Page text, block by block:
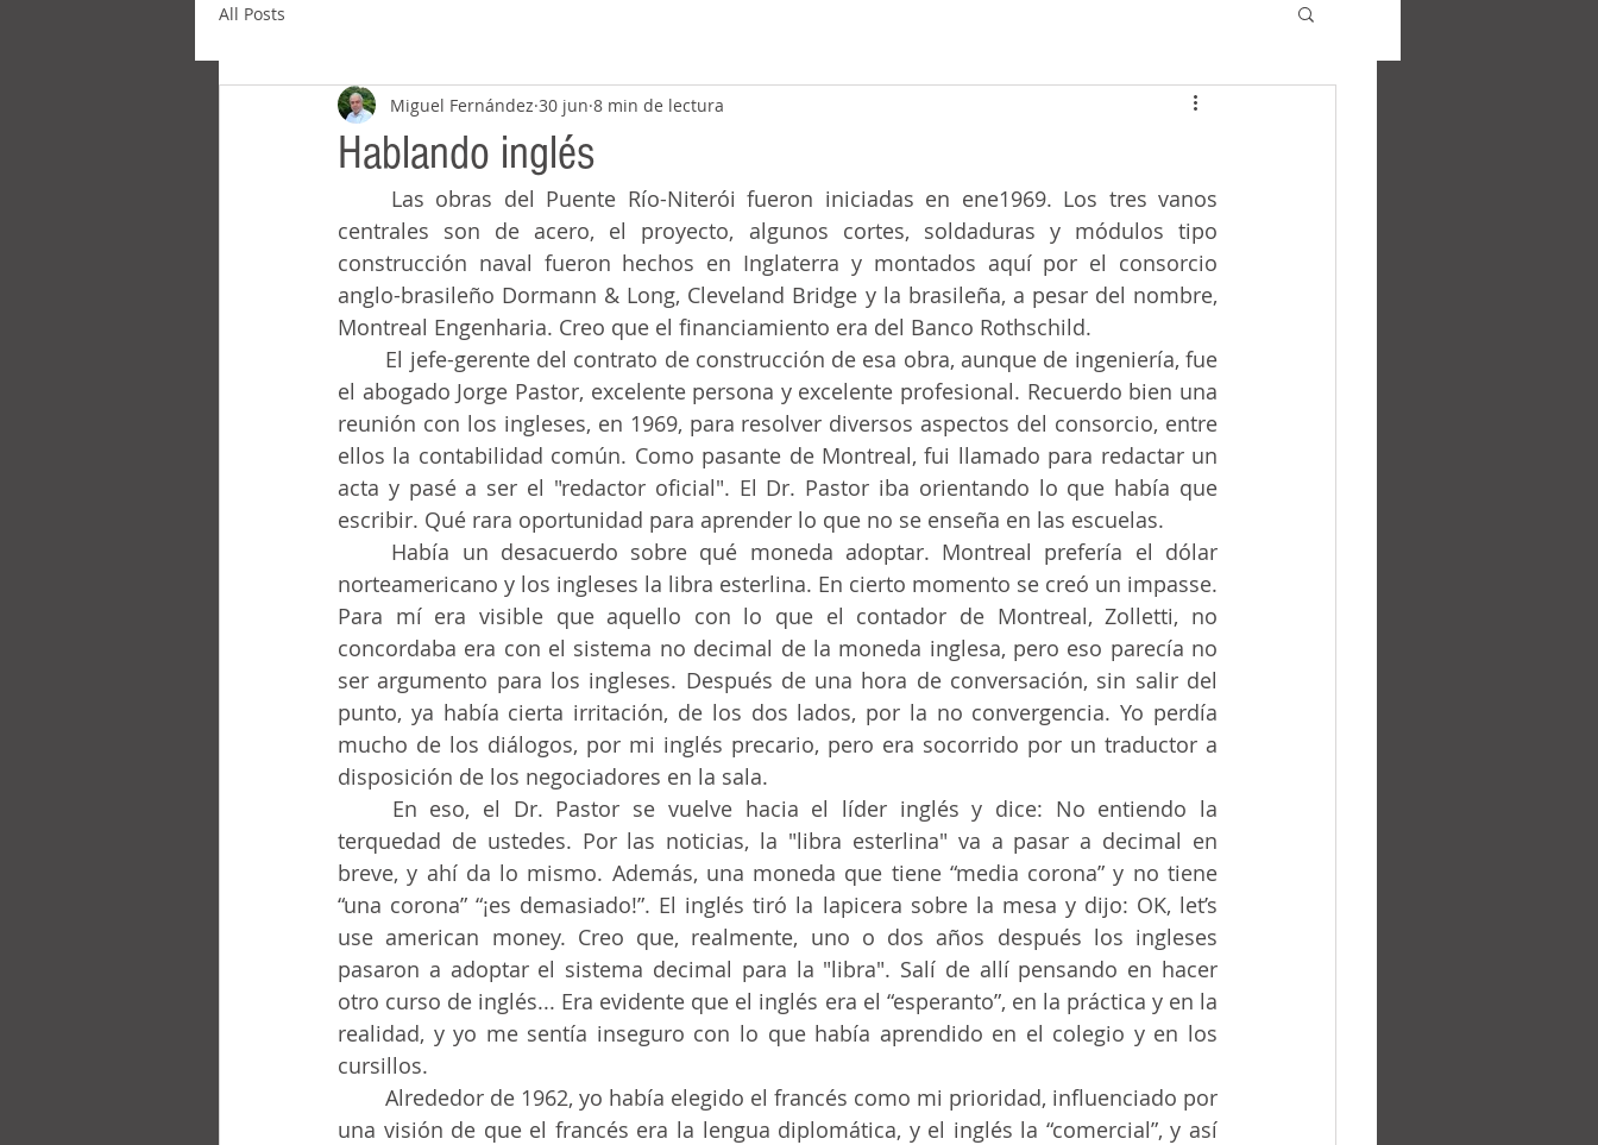
All Posts
Hablando inglés
Miguel Fernández 30 jun 8 min de lectura
centrales son de acero, el proyecto, algunos cortes, soldaduras y módulos tipo
construcción naval fueron hechos en Inglaterra y montados aquí por el consorcio
anglo-brasileño Dormann & Long, Cleveland Bridge y la brasileña, a pesar del nombre,
Montreal Engenharia. Creo que el financiamiento era del Banco Rothschild.
el abogado Jorge Pastor, excelente persona y excelente profesional. Recuerdo bien una
reunión con los ingleses, en 1969, para resolver diversos aspectos del consorcio, entre
ellos la contabilidad común. Como pasante de Montreal, fui llamado para redactar un
acta y pasé a ser el "redactor oficial". El Dr. Pastor iba orientando lo que había que
escribir. Qué rara oportunidad para aprender lo que no se enseña en las escuelas.
norteamericano y los ingleses la libra esterlina. En cierto momento se creó un impasse.
Para mí era visible que aquello con lo que el contador de Montreal, Zolletti, no
concordaba era con el sistema no decimal de la moneda inglesa, pero eso parecía no
ser argumento para los ingleses. Después de una hora de conversación, sin salir del
punto, ya había cierta irritación, de los dos lados, por la no convergencia. Yo perdía
mucho de los diálogos, por mi inglés precario, pero era socorrido por un traductor a
disposición de los negociadores en la sala.
terquedad de ustedes. Por las noticias, la "libra esterlina" va a pasar a decimal en
breve, y ahí da lo mismo. Además, una moneda que tiene “media corona” y no tiene
“una corona” “¡es demasiado!”. El inglés tiró la lapicera sobre la mesa y dijo: OK, let’s
use american money. Creo que, realmente, uno o dos años después los ingleses
pasaron a adoptar el sistema decimal para la "libra". Salí de allí pensando en hacer
otro curso de inglés... Era evidente que el inglés era el “esperanto”, en la práctica y en la
realidad, y yo me sentía inseguro con lo que había aprendido en el colegio y en los
cursillos.
una visión de que el francés era la lengua diplomática, y el inglés la “comercial”, y así